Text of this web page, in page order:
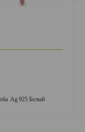
Ag 925 Белый